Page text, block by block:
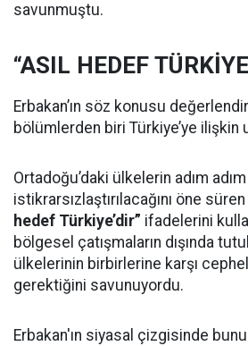
savunmuştu.
“ASIL HEDEF
Erbakan’ın söz konusu
bölümlerden biri Türkiye’ye ilişkin
Ortadoğu’daki ülkelerin adım adım
istikrarsızlaştırılacağını öne
hedef Türkiye’dir” ifadelerini
bölgesel çatışmaların dışında
ülkelerinin birbirlerine karşı
gerektiğini savunuyordu.
Erbakan'ın siyasal çizgisinde